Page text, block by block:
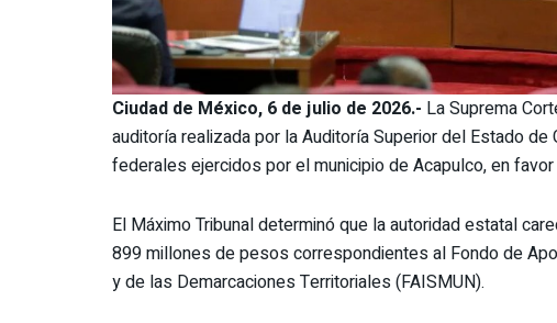
Ciudad de México, 6 de julio de 2026.- La Suprema
auditoría realizada por la Auditoría Superior del Estado
federales ejercidos por el municipio de Acapulco, en
El Máximo Tribunal determinó que la autoridad estatal
899 millones de pesos correspondientes al Fondo de
y de las Demarcaciones Territoriales (FAISMUN).